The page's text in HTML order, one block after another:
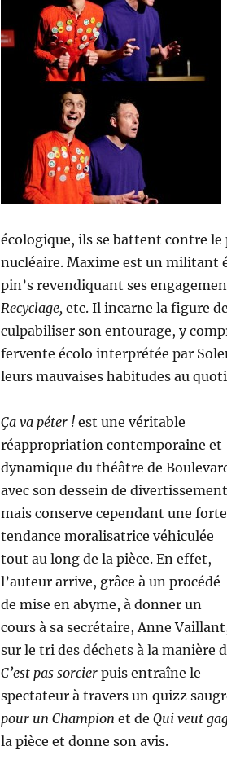
écologique, ils se battent contre
nucléaire. Maxime est un militant
pin’s revendiquant ses
Recyclage,etc. Il incarne la figure
culpabiliser son entourage, y
fervente écolo interprétée par
leurs mauvaises habitudes au
Ça va péter !est une véritable
réappropriation contemporaine et
dynamique du théâtre de
avec son dessein de
mais conserve cependant une forte
tendance moralisatrice véhiculée
tout au long de la pièce. En effet,
l’auteur arrive, grâce à un procédé
de mise en abyme, à donner un
cours à sa secrétaire, Anne
sur le tri des déchets à la manière
C’est pas sorcierpuis entraîne le
spectateur à travers un quizz
pour un Champion et de Qui veut
la pièce et donne son avis.